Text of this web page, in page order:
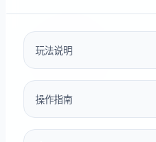
玩法说明
操作指南